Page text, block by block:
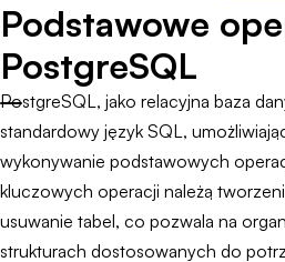
Podstawowe
PostgreSQL
PostgreSQL, jako relacyjna baza
standardowy język SQL,
wykonywanie podstawowych
kluczowych operacji należą
usuwanie tabel, co pozwala na
strukturach dostosowanych do